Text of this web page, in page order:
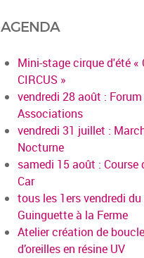
AGENDA
Mini-stage cirque d'été «
CIRCUS »
vendredi 28 août :
Associations
vendredi 31 juillet :
Nocturne
samedi 15 août : Course
Car
tous les 1ers vendredi
Guinguette à la Ferme
Atelier création de
d’oreilles en résine UV